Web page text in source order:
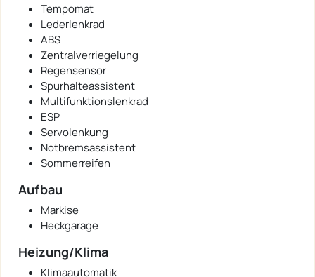
Tempomat
Lederlenkrad
ABS
Zentralverriegelung
Regensensor
Spurhalteassistent
Multifunktionslenkrad
ESP
Servolenkung
Notbremsassistent
Sommerreifen
Aufbau
Markise
Heckgarage
Heizung/Klima
Klimaautomatik